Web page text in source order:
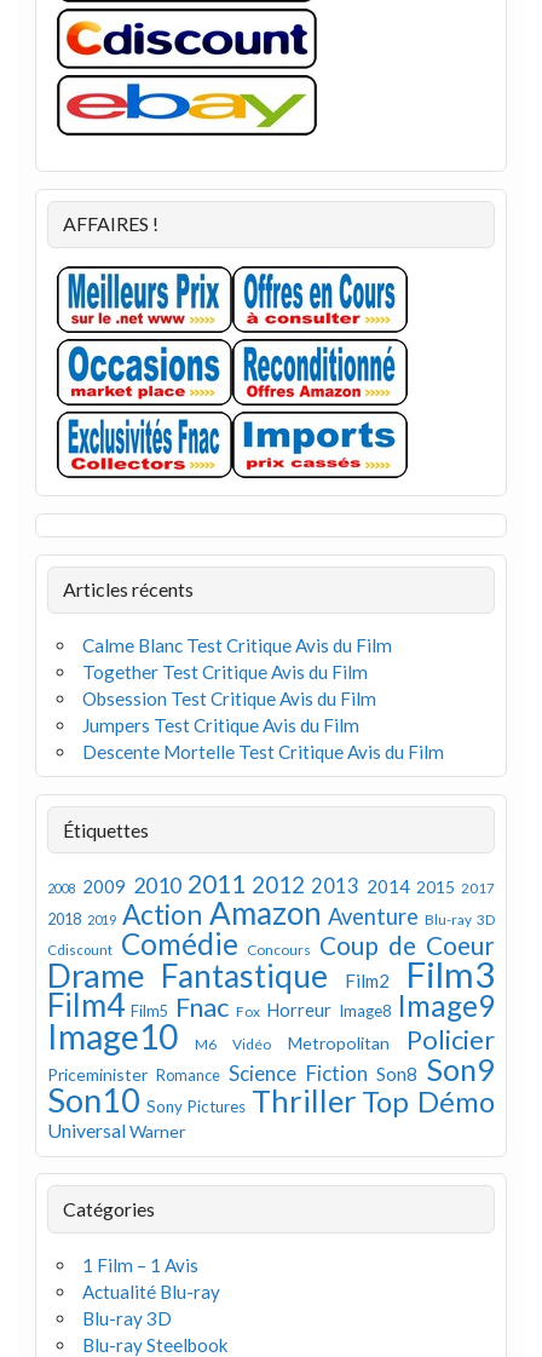
AFFAIRES !
Articles récents
Calme Blanc Test Critique Avis du Film
Together Test Critique Avis du Film
Obsession Test Critique Avis du Film
Jumpers Test Critique Avis du Film
Descente Mortelle Test Critique Avis du Film
Étiquettes
2008 2009 2010 2011 2012 2013 2014 2015 2017
2018 2019 Action Amazon Aventure Blu-ray 3D
Cdiscount Comédie Concours Coup de Coeur
Drame Fantastique Film2 Film3
Film4 Film5 Fnac Fox Horreur Image8 Image9
Image10 M6 Vidéo Metropolitan Policier
Priceminister Romance Science Fiction Son8 Son9
Son10 Sony Pictures Thriller Top Démo
UniversalWarner
Catégories
1 Film – 1 Avis
Actualité Blu-ray
Blu-ray 3D
Blu-ray Steelbook